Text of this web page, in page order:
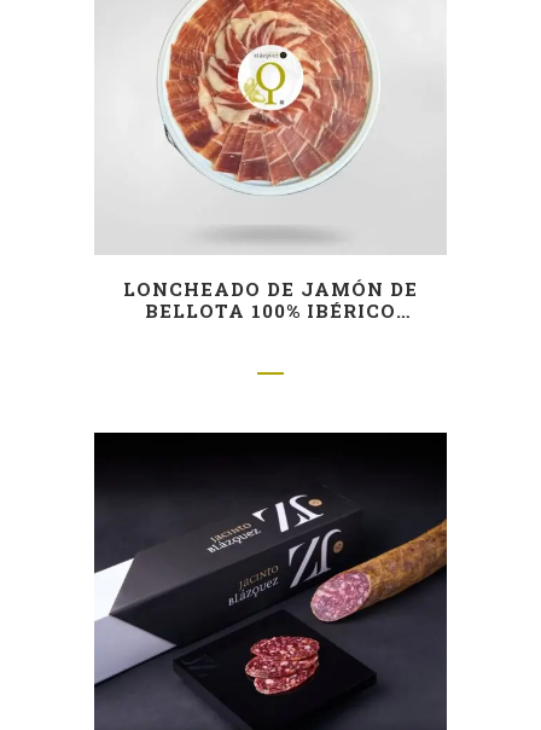
LONCHEADO DE JAMÓN DE
BELLOTA 100% IBÉRICO